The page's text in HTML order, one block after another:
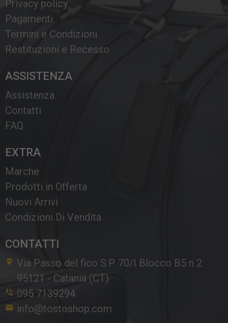
Privacy policy
Pagamenti
Termini e Condizioni
Restituzioni e Recesso
ASSISTENZA
Assistenza
Contatti
FAQ
EXTRA
Marche
Prodotti in Offerta
Nuovi Arrivi
Condizioni Di Vendita
CONTATTI
Via Passo del fico S.P. 70/I Blocco B5 n 2
95121 - Catania (CT)
095 7139294
info@tostoshop.com